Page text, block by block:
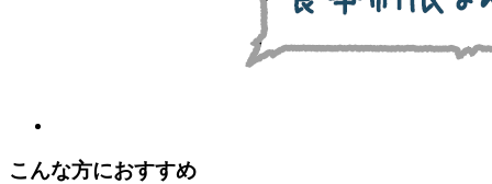
こんな方におすすめ